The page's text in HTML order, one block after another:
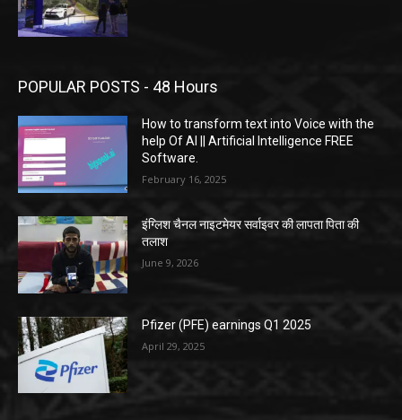
POPULAR POSTS - 48 Hours
How to transform text into Voice with the
help Of AI || Artificial Intelligence FREE
Software.
February 16, 2025
इंग्लिश चैनल नाइटमेयर सर्वाइवर की लापता पिता की
तलाश
June 9, 2026
Pfizer (PFE) earnings Q1 2025
April 29, 2025